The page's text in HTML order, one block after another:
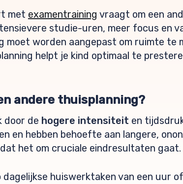
met examentraining vraagt om een
studie-uren, meer focus en
moet worden aangepast om ruimte te
helpt je kind optimaal te
andere thuisplanning?
door de hogere intensiteit en
en hebben behoefte aan langere,
het om cruciale eindresultaten gaat.
huiswerktaken van een uur